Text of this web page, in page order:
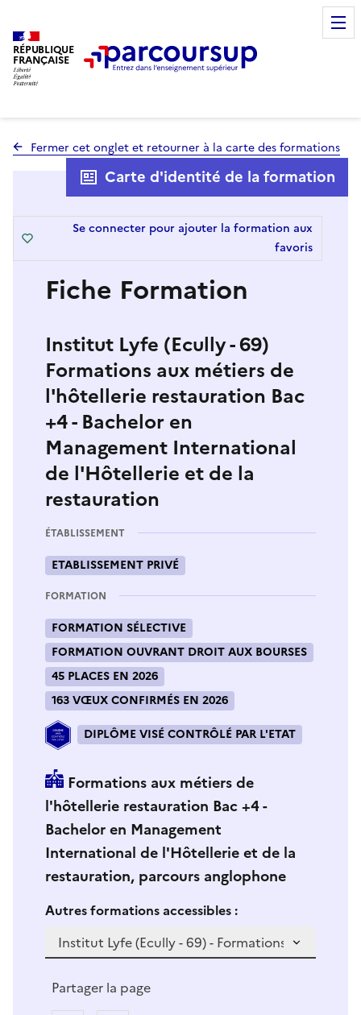
RÉPUBLIQUE
FRANÇAISE
Fermer cet onglet et retourner à la carte des formations
Fiche Formation
Institut Lyfe (Ecully - 69)
Formations aux métiers de
l'hôtellerie restauration Bac
+4 - Bachelor en
Management International
de l'Hôtellerie et de la
restauration
ÉTABLISSEMENT
ETABLISSEMENT PRIVÉ
FORMATION
FORMATION SÉLECTIVE
FORMATION OUVRANT DROIT AUX BOURSES
45 PLACES EN 2026
163 VŒUX CONFIRMÉS EN 2026
DIPLÔME VISÉ CONTRÔLÉ PAR L'ETAT
Formations aux métiers de
l'hôtellerie restauration Bac +4 -
Bachelor en Management
International de l'Hôtellerie et de la
restauration, parcours anglophone
Si vous sélectionnez une formation dans la zone
Autres formations accessibles :S
v
Carte d'identité de la formation
Se connecter pour ajouter la formation aux
favoris
Partager la page